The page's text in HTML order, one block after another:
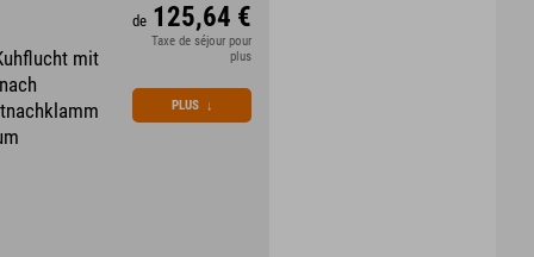
mit
de 125,64 €
Taxe de séjour pour
plus
PLUS ↓